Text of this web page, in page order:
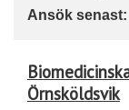
Ansök senast:
Örnsköldsvik